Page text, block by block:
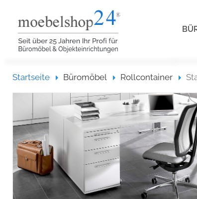
StartseiteStartseite
Büromöbel Rollcontainer